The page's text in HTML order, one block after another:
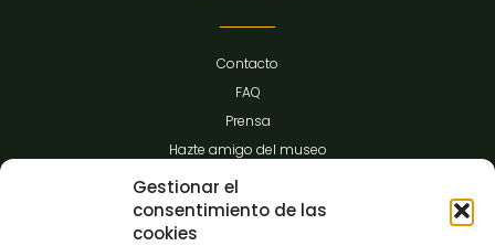
Gestionar el
consentimiento de las
cookies
Contacto
FAQ
Prensa
Hazte amigo del museo
Transparencia